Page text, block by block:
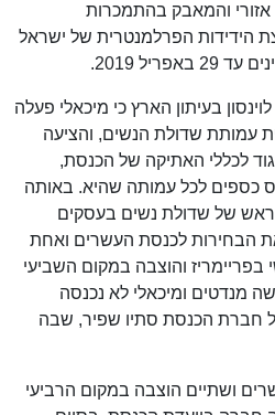
והמאבק בהתמכרות
הידידות הפרלמנטרית של ישראל
2019.
חיים לוינסון בעיתון הארץ כי מיכאלי פעלה
עמותת שדולת הנשים, והציעה
לכללי האתיקה של הכנסת,
כספים לכל עמותה שהיא. באותה
של שדולת נשים בעסקים
הבחירות לכנסת העשרים ואחת
בפריימריז והוצבה במקום השביעי
מנדטים ומיכאלי לא נכנסה
חברת הכנסת סתיו שפיר, שבה
ושתיים הוצבה במקום הרביעי